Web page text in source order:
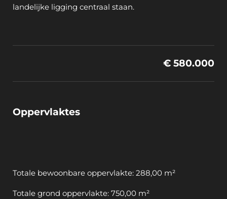
landelijke ligging centraal staan.
€ 580.000
Oppervlaktes
Totale bewoonbare oppervlakte: 288,00 m²
Totale grond oppervlakte: 750,00 m²